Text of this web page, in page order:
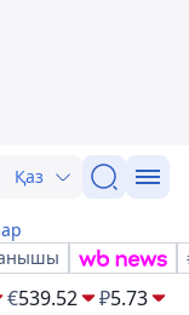
Қаз
€539.52 ₽5.73